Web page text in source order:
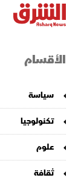
الأقسام
سياسة
تكنولوجيا
علوم
ثقافة